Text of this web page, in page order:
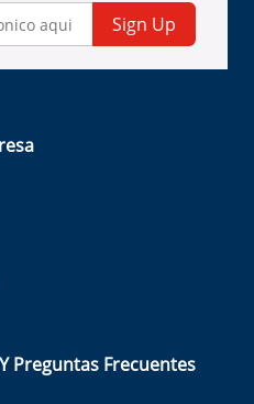
Sign Up
Preguntas Frecuentes